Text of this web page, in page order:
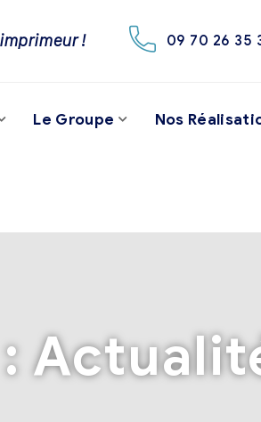
! 09 70 26 35
Le Groupe Nos